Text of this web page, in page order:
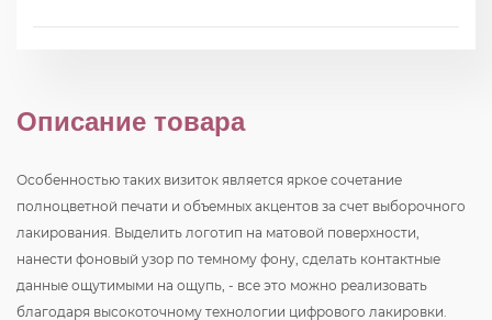
Описание товара
Особенностью таких визиток является яркое сочетание
полноцветной печати и объемных акцентов за счет выборочного
лакирования. Выделить логотип на матовой поверхности,
нанести фоновый узор по темному фону, сделать контактные
данные ощутимыми на ощупь, - все это можно реализовать
благодаря высокоточному технологии цифрового лакировки.